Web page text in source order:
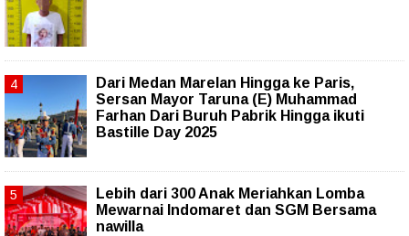
‎Dari Medan Marelan Hingga ke Paris,
Sersan Mayor Taruna (E) Muhammad
Farhan Dari Buruh Pabrik Hingga ikuti
Bastille Day 2025
Lebih dari 300 Anak Meriahkan Lomba
Mewarnai Indomaret dan SGM Bersama
nawilla